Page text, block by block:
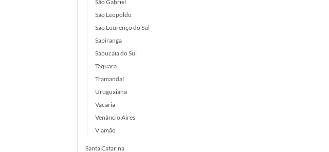
São Gabriel
São Leopoldo
São Lourenço do Sul
Sapiranga
Sapucaia do Sul
Taquara
Tramandaí
Uruguaiana
Vacaria
Venâncio Aires
Viamão
Santa Catarina